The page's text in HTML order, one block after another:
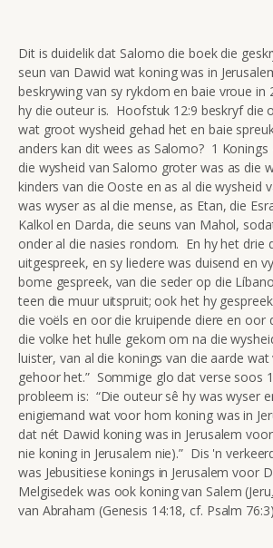
Dit is duidelik dat Salomo die boek die
seun van Dawid wat koning was in
beskrywing van sy rykdom en baie vroue in
hy die outeur is. Hoofstuk 12:9 beskryf die
wat groot wysheid gehad het en baie
anders kan dit wees as Salomo? 1
die wysheid van Salomo groter was as die
kinders van die Ooste en as al die wysheid
was wyser as al die mense, as Etan, die
Kalkol en Darda, die seuns van Mahol,
onder al die nasies rondom. En hy het drie
uitgespreek, en sy liedere was duisend en
bome gespreek, van die seder op die
teen die muur uitspruit; ook het hy
die voëls en oor die kruipende diere en oor
die volke het hulle gekom om na die
luister, van al die konings van die aarde wat
gehoor het.” Sommige glo dat verse soos
probleem is: “Die outeur sê hy was wyser
enigiemand wat voor hom koning was in
dat nét Dawid koning was in Jerusalem
nie koning in Jerusalem nie).” Dis 'n
was Jebusitiese konings in Jerusalem voor
Melgisedek was ook koning van Salem (Jeru
van Abraham (Genesis 14:18, cf. Psalm